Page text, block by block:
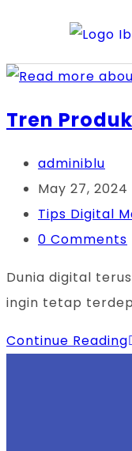
Tren
adminiblu
May 27, 2024
Tips Digital
0 Comments
Dunia digital
ingin tetap
Continue Reading